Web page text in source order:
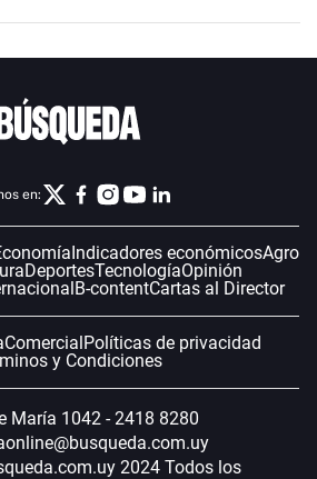
en:
Indicadores económicosAgro
DeportesTecnologíaOpinión
B-contentCartas al Director
ComercialPolíticas de privacidad
y Condiciones
María 1042 - 2418 8280
2024 Todos los